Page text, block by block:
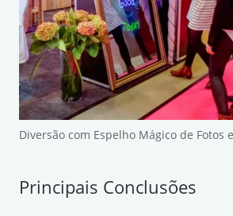
Diversão com Espelho Mágico de Fotos
Principais Conclusões